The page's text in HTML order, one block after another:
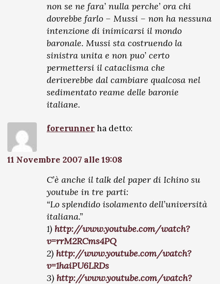
non se ne fara’ nulla perche’ ora chi
dovrebbe farlo – Mussi – non ha nessuna
intenzione di inimicarsi il mondo
baronale. Mussi sta costruendo la
sinistra unita e non puo’ certo
permettersi il cataclisma che
deriverebbe dal cambiare qualcosa nel
sedimentato reame delle baronie
italiane.
forerunnerha detto:
11 Novembre 2007 alle 19:08
C’è anche il talk del paper di Ichino su
youtube in tre parti:
“Lo splendido isolamento dell’università
italiana.”
1) http://www.youtube.com/watch?
v=rrM2RCms4PQ
2) http://www.youtube.com/watch?
v=1haiPU6LRDs
3) http://www.youtube.com/watch?